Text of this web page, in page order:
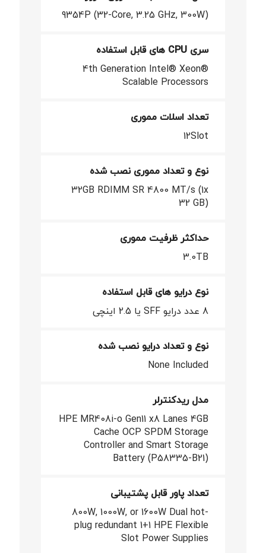
9354P (32-Core, 3.25 GHz, 300W)
سری CPU های قابل استفاده
4th Generation Intel® Xeon®
Scalable Processors
تعداد اسلات مموری
12Slot
نوع و تعداد مموری نصب شده
32GB RDIMM SR 4800 MT/s (1x
32 GB)
حداکثر ظرفیت مموری
3.0TB
نوع درایو های قابل استفاده
8 عدد درایو SFF یا 2.5 اینچی
نوع و تعداد درایو نصب شده
None Included
مدل ریدکنترلر
HPE MR408i-o Gen11 x8 Lanes 4GB
Cache OCP SPDM Storage
Controller and Smart Storage
Battery (P58335-B21)
تعداد پاور قابل پشتیبانی
800W, 1000W, or 1600W Dual hot-
plug redundant 1+1 HPE Flexible
Slot Power Supplies